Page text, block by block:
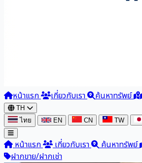
หน้าแรก เกี่ยวกับเรา ค้นหาทรัพย์
TH
ไทย
EN CN TW
หน้าแรก เกี่ยวกับเรา ค้นหาทรัพย์
ฝากขาย/ฝากเช่า